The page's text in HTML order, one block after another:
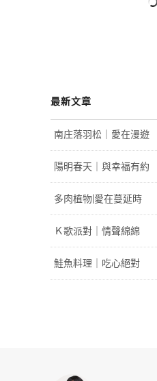
最新文章
南庄落羽松｜愛在漫遊
陽明春天｜與幸福有約
多肉植物|愛在蔓延時
Ｋ歌派對｜情聲綿綿
鮭魚料理｜吃心絕對